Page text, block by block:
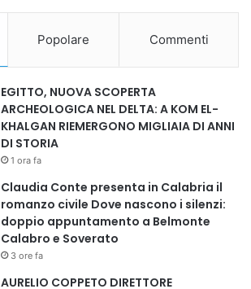
Popolare Commenti
EGITTO, NUOVA SCOPERTA
ARCHEOLOGICA NEL DELTA: A KOM EL-
KHALGAN RIEMERGONO MIGLIAIA DI ANNI
DI STORIA
1 ora fa
Claudia Conte presenta in Calabria il
romanzo civile Dove nascono i silenzi:
doppio appuntamento a Belmonte
Calabro e Soverato
3 ore fa
AURELIO COPPETO DIRETTORE